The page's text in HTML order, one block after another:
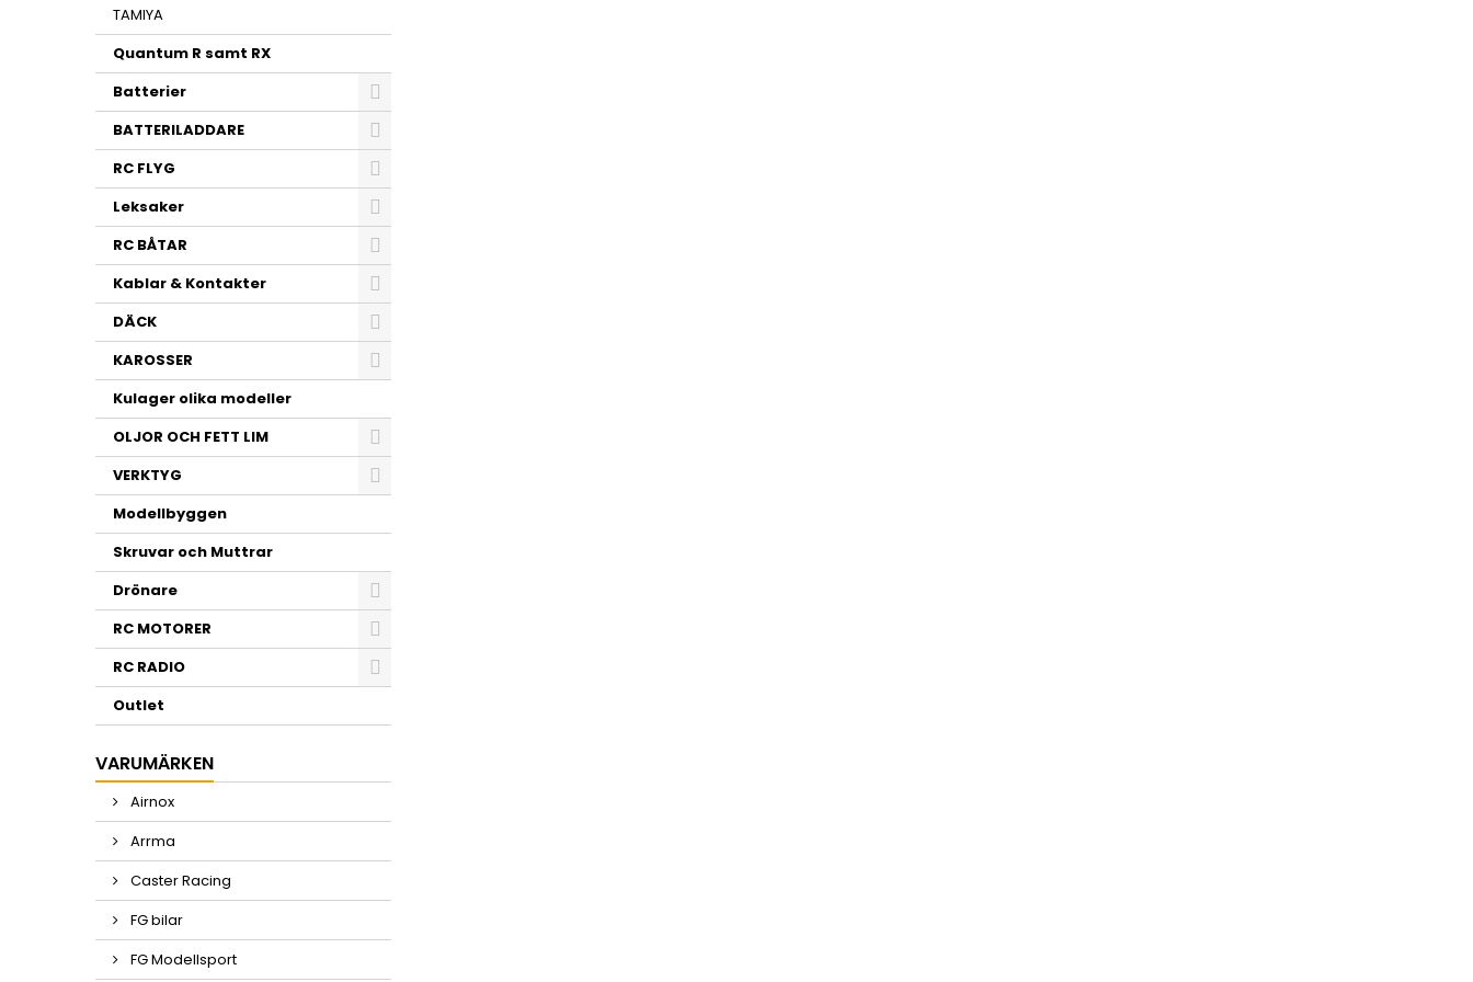
TAMIYA
Quantum R samt RX
Batterier
BATTERILADDARE
RC FLYG
Leksaker
RC BÅTAR
Kablar & Kontakter
DÄCK
KAROSSER
Kulager olika modeller
OLJOR OCH FETT LIM
VERKTYG
Modellbyggen
Skruvar och Muttrar
Drönare
RC MOTORER
RC RADIO
Outlet
VARUMÄRKEN
Airnox
Arrma
Caster Racing
FG bilar
FG Modellsport